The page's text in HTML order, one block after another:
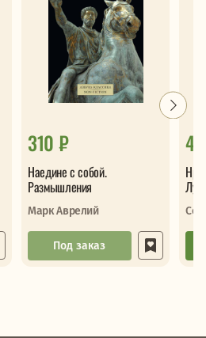
310 ₽
Наедине с собой.
Размышления
Марк Аврелий
Под заказ